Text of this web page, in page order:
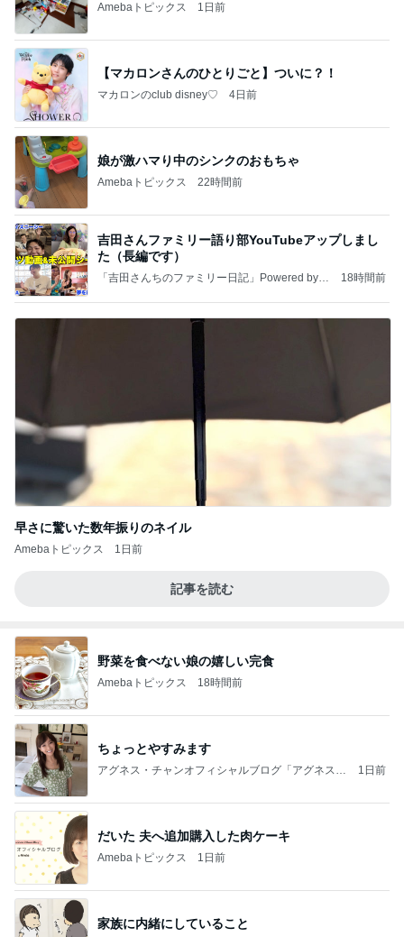
Amebaトピックス 1日前
【マカロンさんのひとりごと】ついに？！
マカロンのclub disney♡ 4日前
娘が激ハマり中のシンクのおもちゃ
Amebaトピックス 22時間前
吉田さんファミリー語り部YouTubeアップしまし
た（長編です）
「吉田さんちのファミリー日記」Powered by A
18時間前
早さに驚いた数年振りのネイル
Amebaトピックス 1日前
記事を読む
野菜を食べない娘の嬉しい完食
Amebaトピックス 18時間前
ちょっとやすみます
アグネス・チャンオフィシャルブログ「アグネスち
1日前
だいた 夫へ追加購入した肉ケーキ
Amebaトピックス 1日前
家族に内緒にしていること